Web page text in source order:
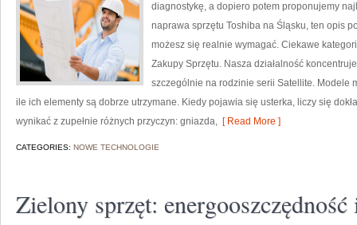
diagnostykę, a dopiero potem proponujemy
naprawa sprzętu Toshiba na Śląsku, ten opis
możesz się realnie wymagać. Ciekawe
Zakupy Sprzętu. Nasza działalność
szczególnie na rodzinie serii Satellite. Modele
ile ich elementy są dobrze utrzymane. Kiedy pojawia się usterka, liczy się
wynikać z zupełnie różnych przyczyn: gniazda, [ Read More ]
CATEGORIES: NOWE TECHNOLOGIE
Zielony sprzęt: